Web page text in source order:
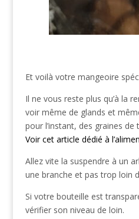
Et voilà votre mangeoire
Il ne vous reste plus qu’à la
voir même de glands et
pour l’instant, des graines de
Voir cet article dédié à
Allez vite la suspendre à un
une branche et pas trop loin
Si votre bouteille est
vérifier son niveau de loin.